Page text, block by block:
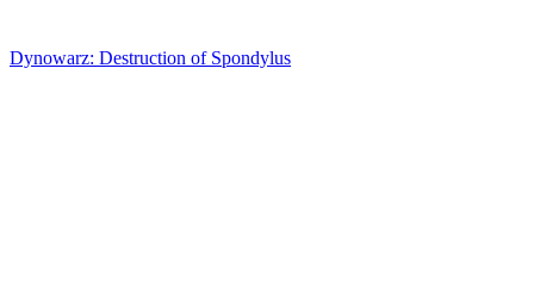
Dynowarz: Destruction of Spondylus